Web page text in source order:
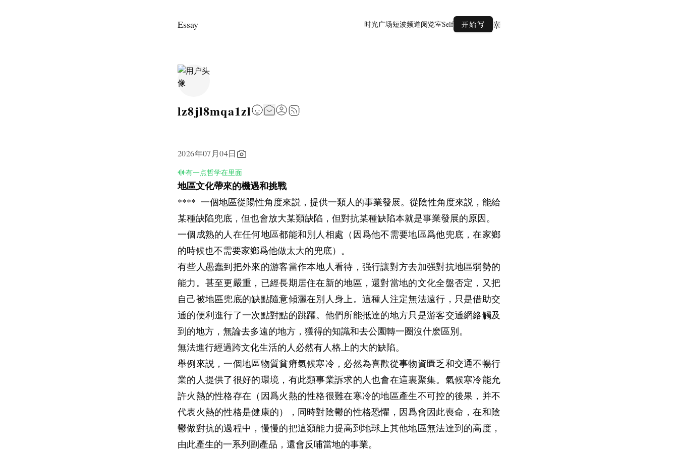
Essay 时光广场短波频道阅览室Self 开始写
lz8jl8mqa1zl
2026年07月04日
有一点哲学在里面
地區文化帶來的機遇和挑戰
****  一個地區從陽性角度來説，提供一類人的事業發展。從陰性角度來説，能給
某種缺陷兜底，但也會放大某類缺陷，但對抗某種缺陷本就是事業發展的原因。
一個成熟的人在任何地區都能和別人相處（因爲他不需要地區爲他兜底，在家鄉
的時候也不需要家鄉爲他做太大的兜底）。
有些人愚蠢到把外來的游客當作本地人看待，强行讓對方去加强對抗地區弱勢的
能力。甚至更嚴重，已經長期居住在新的地區，還對當地的文化全盤否定，又把
自己被地區兜底的缺點隨意傾灑在別人身上。這種人注定無法遠行，只是借助交
通的便利進行了一次點對點的跳躍。他們所能抵達的地方只是游客交通網絡觸及
到的地方，無論去多遠的地方，獲得的知識和去公園轉一圈沒什麽區別。
無法進行經過跨文化生活的人必然有人格上的大的缺陷。
舉例來説，一個地區物質貧瘠氣候寒冷，必然為喜歡從事物資匱乏和交通不暢行
業的人提供了很好的環境，有此類事業訴求的人也會在這裏聚集。氣候寒冷能允
許火熱的性格存在（因爲火熱的性格很難在寒冷的地區產生不可控的後果，并不
代表火熱的性格是健康的），同時對陰鬱的性格恐懼，因爲會因此喪命，在和陰
鬱做對抗的過程中，慢慢的把這類能力提高到地球上其他地區無法達到的高度，
由此產生的一系列副產品，還會反哺當地的事業。